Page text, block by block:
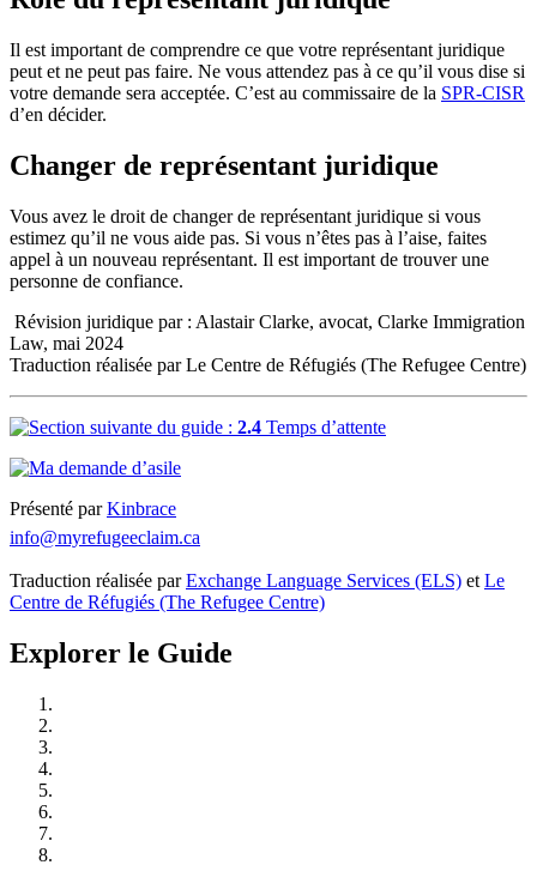
Il est important de comprendre ce que votre représentant juridique
peut et ne peut pas faire. Ne vous attendez pas à ce qu’il vous dise si
votre demande sera acceptée. C’est au commissaire de la SPR-CISR
d’en décider.
Changer de représentant juridique
Vous avez le droit de changer de représentant juridique si vous
estimez qu’il ne vous aide pas. Si vous n’êtes pas à l’aise, faites
appel à un nouveau représentant. Il est important de trouver une
personne de confiance.
Révision juridique par : Alastair Clarke, avocat, Clarke Immigration
Law, mai 2024
Traduction réalisée par Le Centre de Réfugiés (The Refugee Centre)
2.4 Temps d’attente
Présenté parKinbrace
info@myrefugeeclaim.ca
Traduction réalisée parExchange Language Services (ELS) et Le
Centre de Réfugiés (The Refugee Centre)
Explorer le Guide